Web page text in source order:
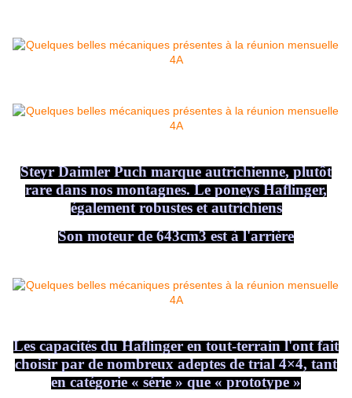
Steyr Daimler Puch marque autrichienne, plutôt
rare dans nos montagnes. Le poneys Haflinger,
également robustes et autrichiens
Son moteur de 643cm3 est à l'arrière
Les capacités du Haflinger en tout-terrain l'ont fait
choisir par de nombreux adeptes de trial 4×4, tant
en catégorie « série » que « prototype »